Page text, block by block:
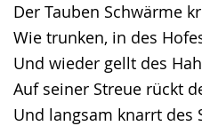
Der Tauben Schwärme
Wie trunken, in des
Und wieder gellt des
Auf seiner Streue rückt
Und langsam knarrt des